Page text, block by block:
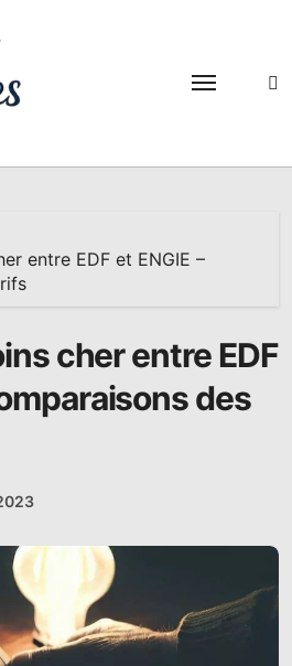
entre EDF et ENGIE –
cher entre EDF
des